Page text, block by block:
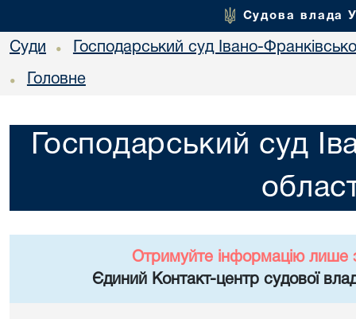
Судова влада
Суди • Господарський суд Івано-
• Головне
Господарський суд
Отримуйте інформацію лише
Єдиний Контакт-центр судової